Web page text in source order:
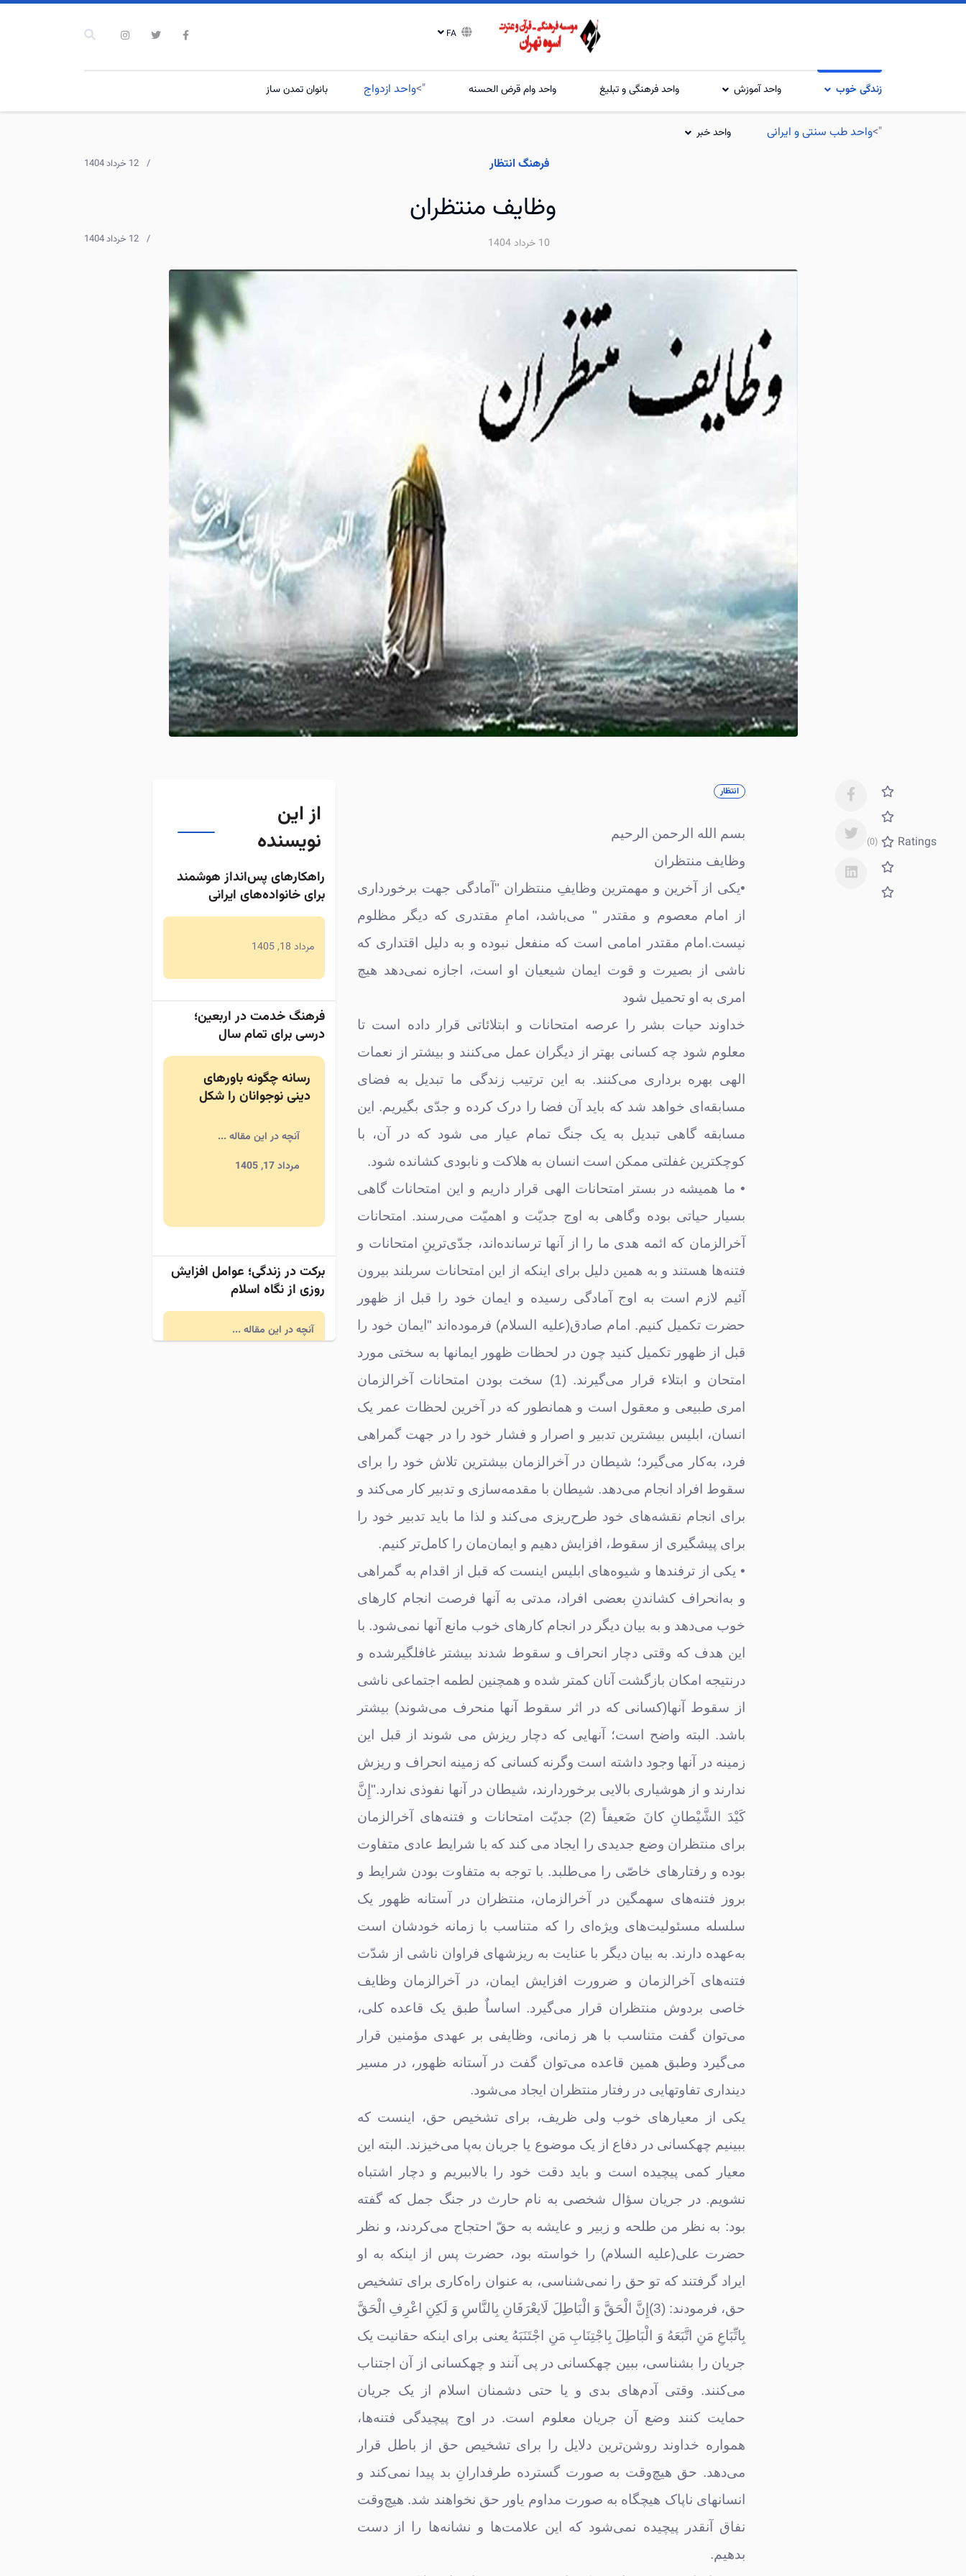
زندگی خوب واحد آموزش واحد فرهنگی و تبلیغ واحد وام قرض الحسنه ">واحد ازدواج بانوان تمدن ساز
">واحد طب سنتی و ایرانی واحد خبر
فرهنگ انتظار 12 خرداد 1404
وظایف منتظران
10 خرداد 1404 12 خرداد 1404
Ratings
(0)
انتظار
بسم الله الرحمن الرحیم
وظایف منتظران
•یکی از آخرین و مهمترین وظایفِ منتظران "آمادگی جهت برخورداری
از امام معصوم و مقتدر " می‌باشد، امامِ مقتدری که دیگر مظلوم
نیست.امام مقتدر امامی است که منفعل نبوده و به دلیل اقتداری که
ناشی از بصیرت و قوت ایمان شیعیان او است، اجازه نمی‌دهد هیچ
امری به او تحمیل شود
خداوند حیات بشر را عرصه امتحانات و ابتلائاتی قرار داده است تا
معلوم شود چه کسانی بهتر از دیگران عمل می‌کنند و بیشتر از نعمات
الهی بهره برداری می‌کنند. به این ترتیب زندگی ما تبدیل به فضای
مسابقه‌ای خواهد شد که باید آن فضا را درک کرده و جدّی بگیریم. این
مسابقه گاهی تبدیل به یک جنگ تمام عیار می شود که در آن، با
کوچکترین غفلتی ممکن است انسان به هلاکت و نابودی کشانده شود.
• ما همیشه در بستر امتحانات الهی قرار داریم و این امتحانات گاهی
بسیار حیاتی بوده وگاهی به اوج جدیّت و اهمیّت می‌رسند. امتحانات
آخرالزمان که ائمه هدی ما را از آنها ترسانده‌اند، جدّی‌ترینِ امتحانات و
فتنه‌ها هستند و به همین دلیل برای اینکه از این امتحانات سربلند بیرون
آئیم لازم است به اوج آمادگی رسیده و ایمان خود را قبل از ظهور
حضرت تکمیل کنیم. امام صادق(علیه السلام) فرموده‌اند "ایمان خود را
قبل از ظهور تکمیل کنید چون در لحظات ظهور ایمانها به سختی مورد
امتحان و ابتلاء قرار می‌گیرند. (1) سخت بودن امتحانات آخرالزمان
امری طبیعی و معقول است و همانطور که در آخرین لحظات عمر یک
انسان، ابلیس بیشترین تدبیر و اصرار و فشار خود را در جهت گمراهی
فرد، به‌کار می‌گیرد؛ شیطان در آخرالزمان بیشترین تلاش خود را برای
سقوط افراد انجام می‌دهد. شیطان با مقدمه‌سازی و تدبیر کار می‌کند و
برای انجام نقشه‌های خود طرح‌ریزی می‌کند و لذا ما باید تدبیر خود را
برای پیشگیری از سقوط، افزایش دهیم و ایمان‌مان را کامل‌تر کنیم.
• یکی از ترفندها و شیوه‌های ابلیس اینست که قبل از اقدام به گمراهی
و به‌انحراف کشاندنِ بعضی افراد، مدتی به آنها فرصت انجام کارهای
خوب می‌دهد و به بیان دیگر در انجام کارهای خوب مانع آنها نمی‌شود. با
این هدف که وقتی دچار انحراف و سقوط شدند بیشتر غافلگیرشده و
درنتیجه امکان بازگشت آنان کمتر شده و همچنین لطمه اجتماعی ناشی
از سقوط آنها(کسانی که در اثر سقوط آنها منحرف می‌شوند) بیشتر
باشد. البته واضح است؛ آنهایی که دچار ریزش می شوند از قبل این
زمینه در آنها وجود داشته است وگرنه کسانی که زمینه انحراف و ریزش
ندارند و از هوشیاری بالایی برخوردارند، شیطان در آنها نفوذی ندارد."إِنَّ
کَیْدَ الشَّیْطانِ کانَ ضَعیفاً (2) جدیّت امتحانات و فتنه‌های آخرالزمان
برای منتظران وضع جدیدی را ایجاد می کند که با شرایط عادی متفاوت
بوده و رفتارهای خاصّی را می‌طلبد. با توجه به متفاوت بودن شرایط و
بروز فتنه‌های سهمگین در آخرالزمان، منتظران در آستانه ظهور یک
سلسله مسئولیت‌های ویژه‌ای را که متناسب با زمانه خودشان است
به‌عهده دارند. به بیان دیگر با عنایت به ریزشهای فراوان ناشی از شدّت
فتنه‌های آخرالزمان و ضرورت افزایش ایمان، در آخرالزمان وظایف
خاصی بردوش منتظران قرار می‌گیرد. اساساٌ طبق یک قاعده کلی،
می‌توان گفت متناسب با هر زمانی، وظایفی بر عهدی مؤمنین قرار
می‌گیرد وطبق همین قاعده می‌توان گفت در آستانه ظهور، در مسیر
دینداری تفاوتهایی در رفتار منتظران ایجاد می‌شود.
یکی از معیارهای خوب ولی ظریف، برای تشخیص حق، اینست که
ببینیم چه‏کسانی در دفاع از یک موضوع یا جریان به‌پا می‌خیزند. البته این
معیار کمی پیچیده است و باید دقت خود را بالاببریم و دچار اشتباه
نشویم. در جریان سؤال شخصی به نام حارث در جنگ جمل که گفته
بود: به نظر من طلحه و زبیر و عایشه به حقّ احتجاج می‌کردند، و نظر
حضرت علی(علیه السلام) را خواسته بود، حضرت پس از اینکه به او
ایراد گرفتند که تو حق را نمی‌شناسی، به عنوان راه‌کاری برای تشخیص
حق، فرمودند: (3)إِنَّ الْحَقَّ وَ الْبَاطِلَ لَایعْرَفَانِ بِالنَّاسِ وَ لَکِنِ اعْرِفِ الْحَقَّ
بِاتِّبَاعِ مَنِ اتَّبَعَهُ وَ الْبَاطِلَ بِاجْتِنَابِ مَنِ اجْتَنَبَهُ یعنی برای اینکه حقانیت یک
جریان را بشناسی، ببین چه‎کسانی در پی آنند و چه‎کسانی از آن اجتناب
می‌کنند. وقتی آدم‌های بدی و یا حتی دشمنان اسلام از یک جریان
حمایت کنند وضع آن جریان معلوم است. در اوج پیچیدگی فتنه‌ها،
همواره خداوند روشن‌ترین دلایل را برای تشخیص حق از باطل قرار
می‌دهد. حق هیچ‌وقت به صورت گسترده طرفدارانِ بد پیدا نمی‌کند و
انسانهای ناپاک هیچ‎گاه به صورت مداوم یاور حق نخواهند شد. هیچ‌وقت
نفاق آن‎قدر پیچیده نمی‌شود که این علامت‌ها و نشانه‌ها را از دست
بدهیم.
از این
نویسنده
راهکارهای پس‌انداز هوشمند
برای خانواده‌های ایرانی
مرداد 18, 1405
فرهنگ خدمت در اربعین؛
درسی برای تمام سال
رسانه چگونه باورهای
دینی نوجوانان را شکل
آنچه در این مقاله ...
مرداد 17, 1405
برکت در زندگی؛ عوامل افزایش
روزی از نگاه اسلام
آنچه در این مقاله ...